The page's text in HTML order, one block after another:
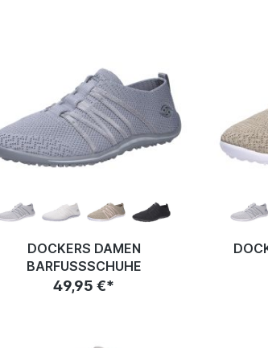
DOCKERS DAMEN
BARFUSSSCHUHE
49,95 €*